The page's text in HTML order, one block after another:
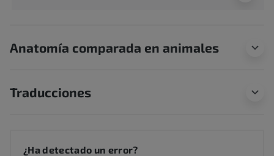
Anatomía comparada en animales
Traducciones
¿Ha detectado un error?